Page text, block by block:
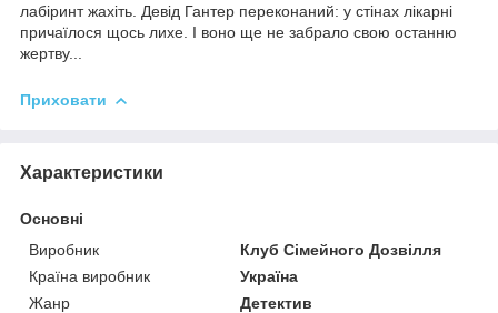
лабіринт жахіть. Девід Гантер переконаний: у стінах лікарні
причаїлося щось лихе. І воно ще не забрало свою останню
жертву...
Приховати
Характеристики
Основні
Виробник
Клуб Сімейного Дозвілля
Країна виробник
Україна
Жанр
Детектив